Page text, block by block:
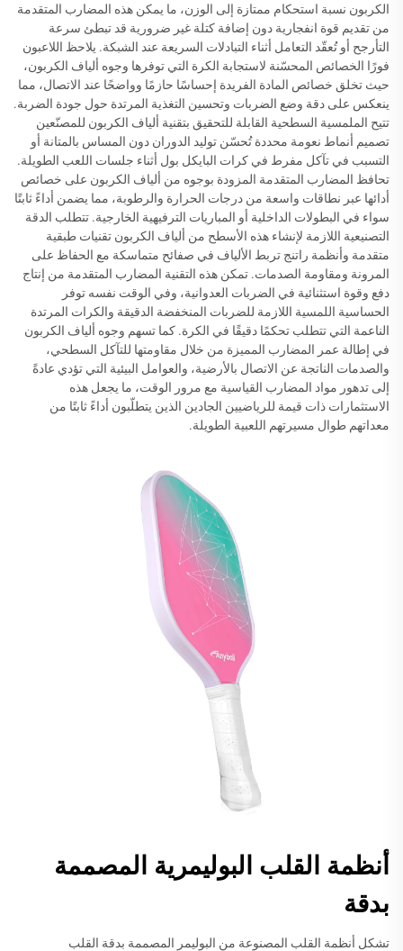
الكربون نسبة استحكام ممتازة إلى الوزن، ما يمكن هذه المضارب المتقدمة
من تقديم قوة انفجارية دون إضافة كتلة غير ضرورية قد تبطئ سرعة
التأرجح أو تُعقّد التعامل أثناء التبادلات السريعة عند الشبكة. يلاحظ اللاعبون
فورًا الخصائص المحسّنة لاستجابة الكرة التي توفرها وجوه ألياف الكربون،
حيث تخلق خصائص المادة الفريدة إحساسًا حازمًا وواضحًا عند الاتصال، مما
ينعكس على دقة وضع الضربات وتحسين التغذية المرتدة حول جودة الضربة.
تتيح الملمسية السطحية القابلة للتحقيق بتقنية ألياف الكربون للمصنّعين
تصميم أنماط نعومة محددة تُحسّن توليد الدوران دون المساس بالمتانة أو
التسبب في تآكل مفرط في كرات البايكل بول أثناء جلسات اللعب الطويلة.
تحافظ المضارب المتقدمة المزودة بوجوه من ألياف الكربون على خصائص
أدائها عبر نطاقات واسعة من درجات الحرارة والرطوبة، مما يضمن أداءً ثابتًا
سواء في البطولات الداخلية أو المباريات الترفيهية الخارجية. تتطلب الدقة
التصنيعية اللازمة لإنشاء هذه الأسطح من ألياف الكربون تقنيات طبقية
متقدمة وأنظمة راتنج تربط الألياف في صفائح متماسكة مع الحفاظ على
المرونة ومقاومة الصدمات. تمكن هذه التقنية المضارب المتقدمة من إنتاج
دفع وقوة استثنائية في الضربات العدوانية، وفي الوقت نفسه توفر
الحساسية اللمسية اللازمة للضربات المنخفضة الدقيقة والكرات المرتدة
الناعمة التي تتطلب تحكمًا دقيقًا في الكرة. كما تسهم وجوه ألياف الكربون
في إطالة عمر المضارب المميزة من خلال مقاومتها للتآكل السطحي،
والصدمات الناتجة عن الاتصال بالأرضية، والعوامل البيئية التي تؤدي عادةً
إلى تدهور مواد المضارب القياسية مع مرور الوقت، ما يجعل هذه
الاستثمارات ذات قيمة للرياضيين الجادين الذين يتطلّبون أداءً ثابتًا من
معداتهم طوال مسيرتهم اللعبية الطويلة.
أنظمة القلب البوليمرية المصممة
بدقة
تشكل أنظمة القلب المصنوعة من البوليمر المصممة بدقة القلب